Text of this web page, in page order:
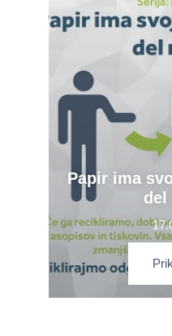
Papir ima
del